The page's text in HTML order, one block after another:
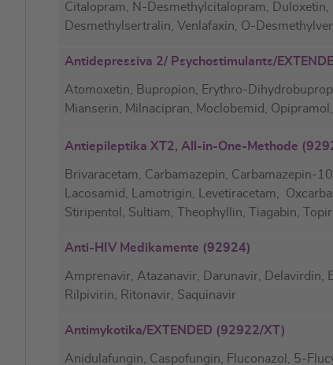
Citalopram, N-Desmethylcitalopram,
Desmethylsertralin, Venlafaxin, O-
Antidepressiva 2/ Psychostimulants/
Atomoxetin, Bupropion, Erythro-
Mianserin, Milnacipran, Moclobemid,
Antiepileptika XT2, All-in-One-Methode
Brivaracetam, Carbamazepin, Carbamazepin-
Lacosamid, Lamotrigin, Levetiracetam,
Stiripentol, Sultiam, Theophyllin, Tiagabin,
Anti-HIV Medikamente (92924)
Amprenavir, Atazanavir, Darunavir, Delavirdin,
Rilpivirin, Ritonavir, Saquinavir
Antimykotika/EXTENDED (92922/XT)
Anidulafungin, Caspofungin, Fluconazol, 5-